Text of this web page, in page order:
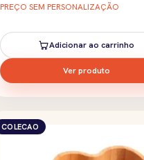
PREÇO SEM PERSONALIZAÇÃO
Adicionar ao carrinho
Ver produto
COLECAO